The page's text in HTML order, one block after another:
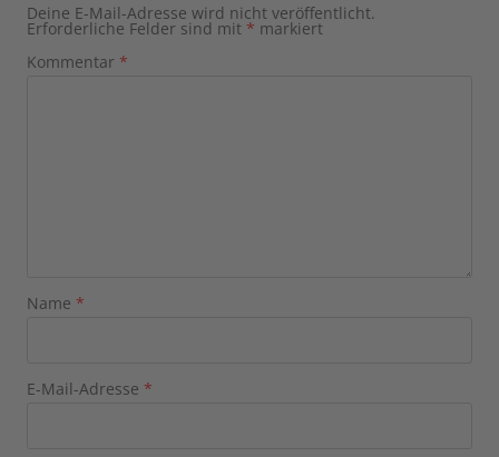
Deine E-Mail-Adresse wird nicht veröffentlicht.
Erforderliche Felder sind mit * markiert
Kommentar *
Name *
E-Mail-Adresse *